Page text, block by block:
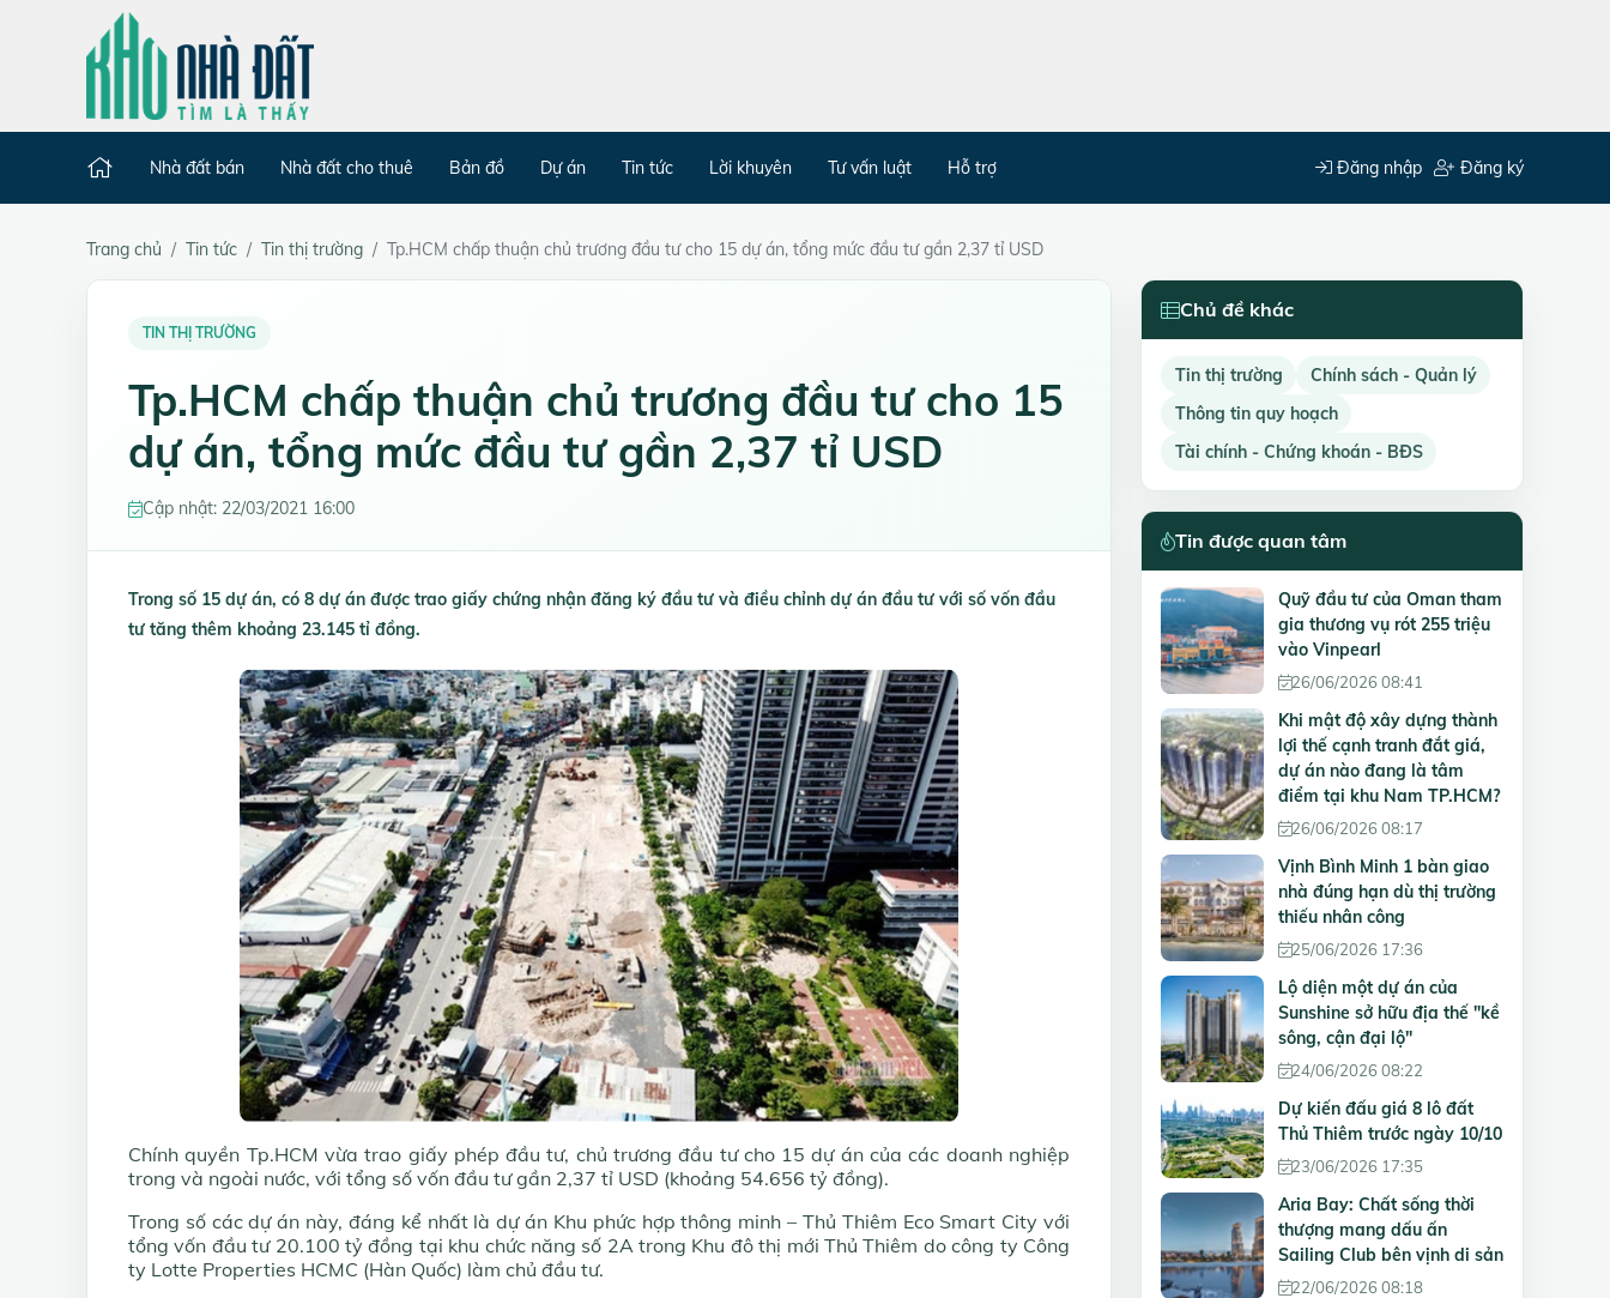
Nhà đất bán Nhà đất cho thuê Bản đồ Dự án Tin tức Lời khuyên Tư vấn luật Hỗ trợ Đăng nhập Đăng ký
Trang chủ Tin tức Tin thị trường Tp.HCM chấp thuận chủ trương đầu tư cho 15 dự án, tổng mức đầu tư gần 2,37 tỉ USD
TIN THỊ TRƯỜNG
Tp.HCM chấp thuận chủ trương đầu tư cho 15
dự án, tổng mức đầu tư gần 2,37 tỉ USD
Cập nhật: 22/03/2021 16:00
Trong số 15 dự án, có 8 dự án được trao giấy chứng nhận đăng ký đầu tư và điều chỉnh dự án đầu tư với số vốn đầu
tư tăng thêm khoảng 23.145 tỉ đồng.
Chính quyền Tp.HCM vừa trao giấy phép đầu tư, chủ trương đầu tư cho 15 dự án của các doanh nghiệp
trong và ngoài nước, với tổng số vốn đầu tư gần 2,37 tỉ USD (khoảng 54.656 tỷ đồng).
Trong số các dự án này, đáng kể nhất là dự án Khu phức hợp thông minh – Thủ Thiêm Eco Smart City với
tổng vốn đầu tư 20.100 tỷ đồng tại khu chức năng số 2A trong Khu đô thị mới Thủ Thiêm do công ty Công
ty Lotte Properties HCMC (Hàn Quốc) làm chủ đầu tư.
Chủ đề khác
Tin thị trường
Chính sách - Quản lý
Thông tin quy hoạch
Tài chính - Chứng khoán - BĐS
Tin được quan tâm
Quỹ đầu tư của Oman tham
gia thương vụ rót 255 triệu
vào Vinpearl
26/06/2026 08:41
Khi mật độ xây dựng thành
lợi thế cạnh tranh đắt giá,
dự án nào đang là tâm
điểm tại khu Nam TP.HCM?
26/06/2026 08:17
Vịnh Bình Minh 1 bàn giao
nhà đúng hạn dù thị trường
thiếu nhân công
25/06/2026 17:36
Lộ diện một dự án của
Sunshine sở hữu địa thế "kề
sông, cận đại lộ"
24/06/2026 08:22
Dự kiến đấu giá 8 lô đất
Thủ Thiêm trước ngày 10/10
23/06/2026 17:35
Aria Bay: Chất sống thời
thượng mang dấu ấn
Sailing Club bên vịnh di sản
22/06/2026 08:18